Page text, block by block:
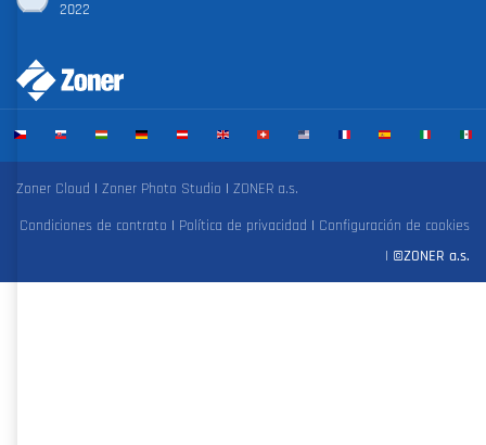
2022
Zoner Cloud | Zoner Photo Studio | ZONER a.s.
Condiciones de contrato | Política de privacidad | Configuración de cookies
| ©ZONER a.s.